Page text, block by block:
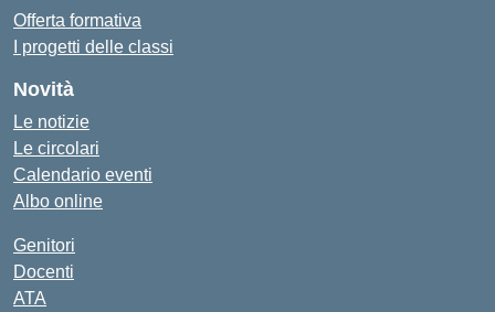
Offerta formativa
I progetti delle classi
Novità
Le notizie
Le circolari
Calendario eventi
Albo online
Genitori
Docenti
ATA